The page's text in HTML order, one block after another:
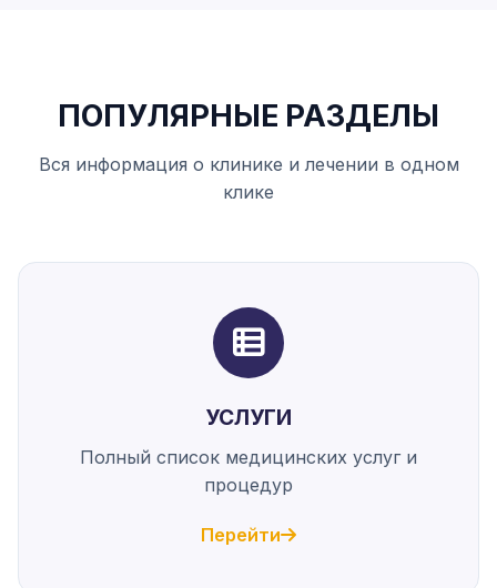
ПОПУЛЯРНЫЕ РАЗДЕЛЫ
Вся информация о клинике и лечении в одном
клике
УСЛУГИ
Полный список медицинских услуг и
процедур
Перейти